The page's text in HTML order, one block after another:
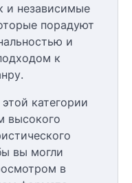
и независимые
порадуют
и
к
категории
высокого
вы могли
в